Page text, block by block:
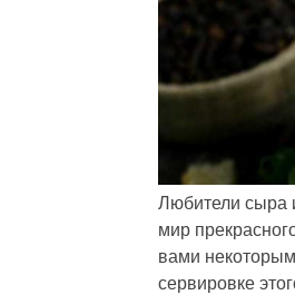
Любители сыра
мир
вами
сервировке